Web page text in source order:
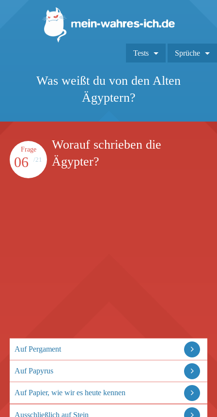
Tests Sprüche
Was weißt du von den Alten
Ägyptern?
Frage
06 /21
Worauf schrieben die
Ägypter?
Auf Pergament
Auf Papyrus
Auf Papier, wie wir es heute kennen
Ausschließlich auf Stein